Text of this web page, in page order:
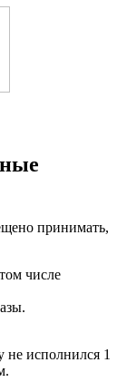
принимать,
числе
исполнился 1